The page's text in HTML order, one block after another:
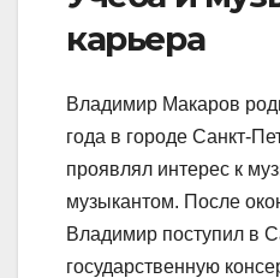
карьера
Владимир Макаров
года в городе Санкт-
проявлял интерес к
музыкантом. После
Владимир поступил в
государственную